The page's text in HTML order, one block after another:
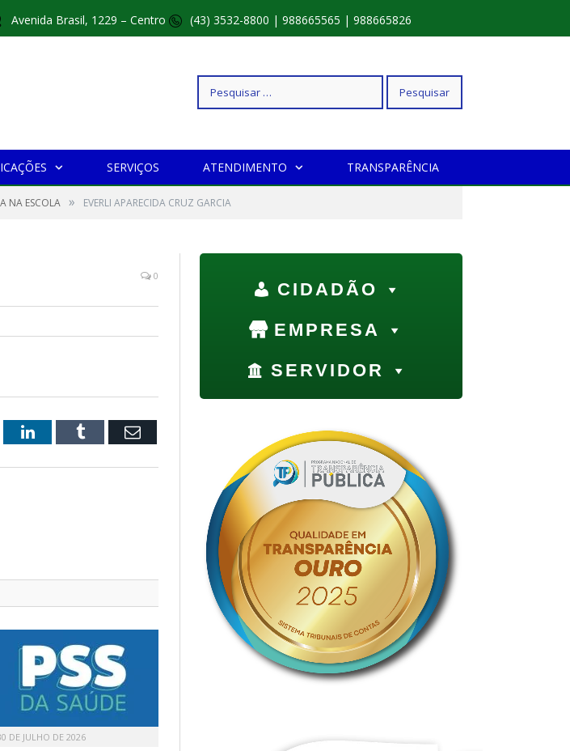
Avenida Brasil, 1229 – Centro (43) 3532-8800 | 988665565 | 988665826
Pesquisar
por:
SERVIÇOS ATENDIMENTO TRANSPARÊNCIA
NA ESCOLA » EVERLI APARECIDA CRUZ GARCIA
0
LinkedInTumblr Email
DE JULHO DE 2026
CIDADÃO
EMPRESA
SERVIDOR